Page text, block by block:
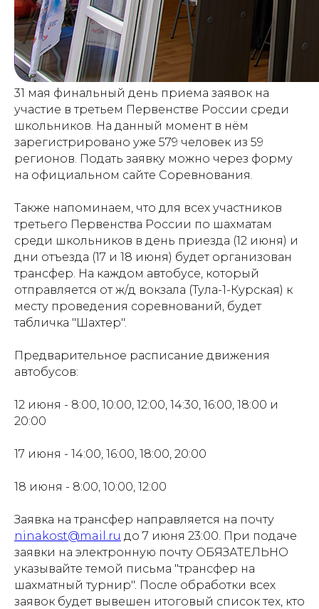
31 мая финальный день приема заявок на
участие в третьем Первенстве России среди
школьников. На данный момент в нём
зарегистрировано уже 579 человек из 59
регионов. Подать заявку можно через форму
на официальном сайте Соревнования.
Также напоминаем, что для всех участников
третьего Первенства России по шахматам
среди школьников в день приезда (12 июня) и
дни отъезда (17 и 18 июня) будет организован
трансфер. На каждом автобусе, который
отправляется от ж/д вокзала (Тула-1-Курская) к
месту проведения соревнований, будет
табличка "Шахтер".
Предварительное расписание движения
автобусов:
12 июня - 8:00, 10:00, 12:00, 14:30, 16:00, 18:00 и
20:00
17 июня - 14:00, 16:00, 18:00, 20:00
18 июня - 8:00, 10:00, 12:00
Заявка на трансфер направляется на почту
ninakost@mail.ru до 7 июня 23:00. При подаче
заявки на электронную почту ОБЯЗАТЕЛЬНО
указывайте темой письма "трансфер на
шахматный турнир". После обработки всех
заявок будет вывешен итоговый список тех, кто
Проекты
Документация
Ресурсные центры
Новости
Партнеры
Контакты
Политика обработки персональных данных